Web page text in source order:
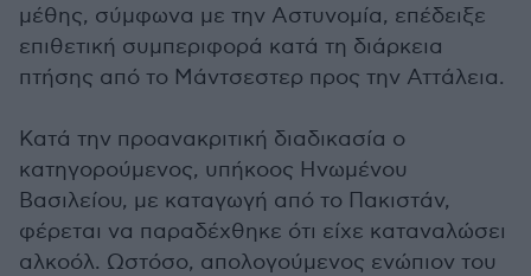
μέθης, σύμφωνα με την Αστυνομία, επέδειξε
επιθετική συμπεριφορά κατά τη διάρκεια
πτήσης από το Μάντσεστερ προς την Αττάλεια.
Κατά την προανακριτική διαδικασία ο
κατηγορούμενος, υπήκοος Ηνωμένου
Βασιλείου, με καταγωγή από το Πακιστάν,
φέρεται να παραδέχθηκε ότι είχε καταναλώσει
αλκοόλ. Ωστόσο, απολογούμενος ενώπιον του